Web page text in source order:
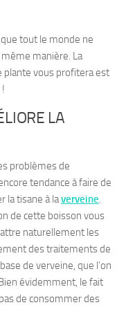
tout le monde ne
manière. La
plante vous profitera est
LA
problèmes de
tendance à faire de
la tisane à laverveine.
de cette boisson vous
naturellement les
des traitements de
de verveine, que l’on
évidemment, le fait
de consommer des